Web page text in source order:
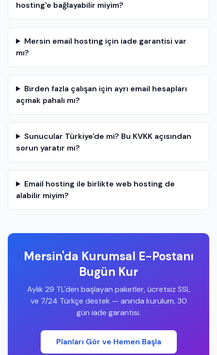
hosting'e bağlayabilir miyim?
Mersin email hosting için iade garantisi var
mı?
Birden fazla çalışan için ayrı email hesapları
açmak pahalı mı?
Sunucular Türkiye'de mi? Bu KVKK açısından
sorun yaratır mı?
Email hosting ile birlikte web hosting de
alabilir miyim?
Mersin'da Kurumsal E-Postanı
Bugün Kur
Aylık 29 TL'den başlayan paketler, ücretsiz SSL
ve 7/24 Türkçe destek — anında kurulum, 30
gün iade garantisi.
Planları Gör ve Hemen Başla